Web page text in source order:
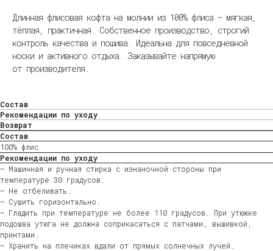
Длинная флисовая кофта на молнии из 100% флиса — мягкая,
тёплая, практичная. Собственное производство, строгий
контроль качества и пошива. Идеальна для повседневной
носки и активного отдыха. Заказывайте напрямую
от производителя.
Состав
Рекомендации по уходу
Возврат
Состав
100% флис
Рекомендации по уходу
— Машинная и ручная стирка с изнаночной стороны при
температуре 30 градусов.
— Не отбеливать.
— Сушить горизонтально.
— Гладить при температуре не более 110 градусов. При утюжке
подошва утюга не должна соприкасаться с патчами, вышивкой,
принтами.
— Хранить на плечиках вдали от прямых солнечных лучей.